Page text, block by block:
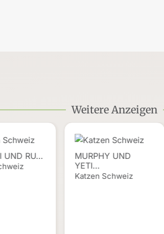
Weitere Anzeigen
UND RU…
MURPHY UND
YETI…
Katzen Schweiz